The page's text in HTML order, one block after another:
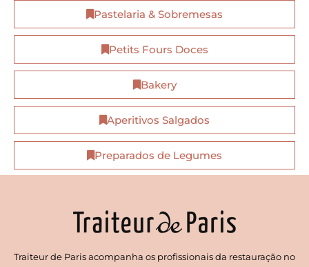
Pastelaria & Sobremesas
Petits Fours Doces
Bakery
Aperitivos Salgados
Preparados de Legumes
Traiteur de Paris acompanha os profissionais da restauração no